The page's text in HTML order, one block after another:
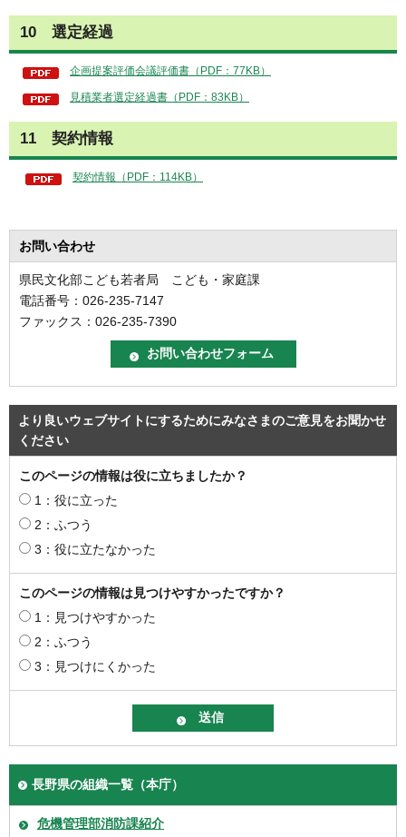
10 選定経過
企画提案評価会議評価書（PDF：77KB）
見積業者選定経過書（PDF：83KB）
11 契約情報
契約情報（PDF：114KB）
お問い合わせ
県民文化部こども若者局 こども・家庭課
電話番号：026-235-7147
ファックス：026-235-7390
より良いウェブサイトにするためにみなさまのご意見をお聞かせ
ください
このページの情報は役に立ちましたか？
1：役に立った
2：ふつう
3：役に立たなかった
このページの情報は見つけやすかったですか？
1：見つけやすかった
2：ふつう
3：見つけにくかった
長野県の組織一覧（本庁）
危機管理部消防課紹介